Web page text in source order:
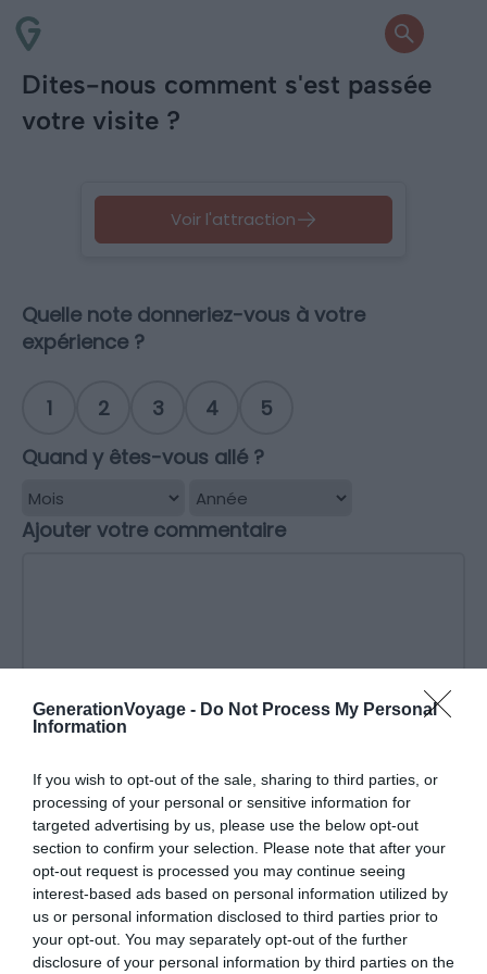
GenerationVoyage - Do Not Process My Personal
Information
If you wish to opt-out of the sale, sharing to third parties, or
processing of your personal or sensitive information for
targeted advertising by us, please use the below opt-out
section to confirm your selection. Please note that after your
opt-out request is processed you may continue seeing
interest-based ads based on personal information utilized by
us or personal information disclosed to third parties prior to
your opt-out. You may separately opt-out of the further
disclosure of your personal information by third parties on the
Dites-nous comment s'est passée
votre visite ?
Voir l'attraction
Quelle note donneriez-vous à votre
expérience ?
1 2 3 4
5
Quand y êtes-vous allé ?
Ajouter votre commentaire
Nom*
Email